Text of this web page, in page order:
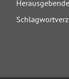
Herausgebende